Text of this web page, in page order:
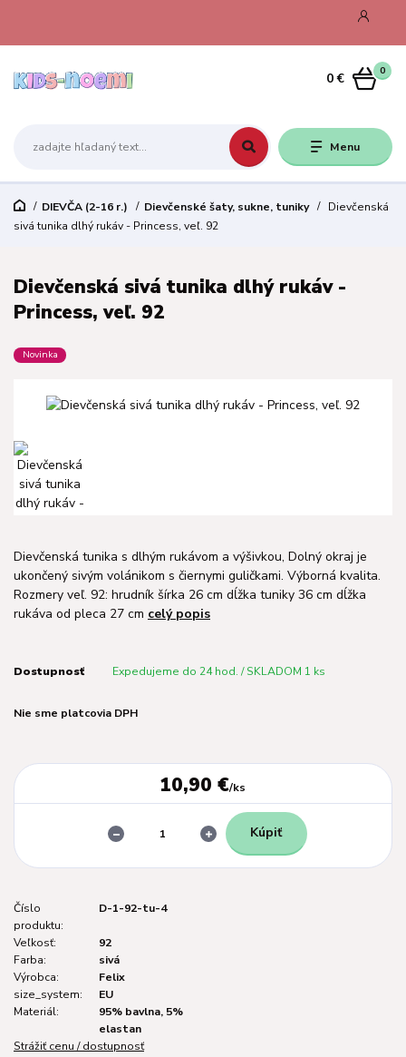
Menu
0
0 €
DIEVČA (2-16 r.) Dievčenské šaty, sukne, tuniky
Dievčenská
sivá tunika dlhý rukáv - Princess, veľ. 92
Dievčenská sivá tunika dlhý rukáv -
Princess, veľ. 92
Novinka
Dievčenská tunika s dlhým rukávom a výšivkou, Dolný okraj je
ukončený sivým volánikom s čiernymi guličkami. Výborná kvalita.
Rozmery veľ. 92: hrudník šírka 26 cm dĺžka tuniky 36 cm dĺžka
rukáva od pleca 27 cm celý popis
Dostupnosť Expedujeme do 24 hod. / SKLADOM 1 ks
Nie sme platcovia DPH
10,90 €/ks
Kúpiť
Číslo
produktu:
D-1-92-tu-4
Veľkosť:
92
Farba:
sivá
Výrobca:
Felix
size_system:
EU
Materiál:
95% bavlna, 5%
elastan
Strážiť cenu / dostupnosť